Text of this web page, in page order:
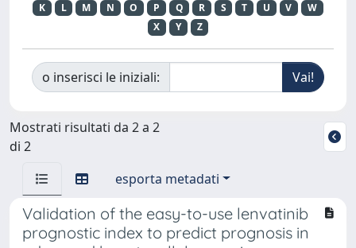
K
L M N O P Q R S T U V
W
X
Y Z
o inserisci le iniziali:
Mostrati risultati da 2 a 2
di 2
esporta metadati
Validation of the easy-to-use lenvatinib
prognostic index to predict prognosis in